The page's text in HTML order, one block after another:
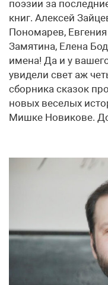
поэзии за
книг. Алексей
Пономарев,
Замятина, Елена
имена! Да и у
увидели свет аж
сборника сказок
новых веселых
Мишке Новикове.